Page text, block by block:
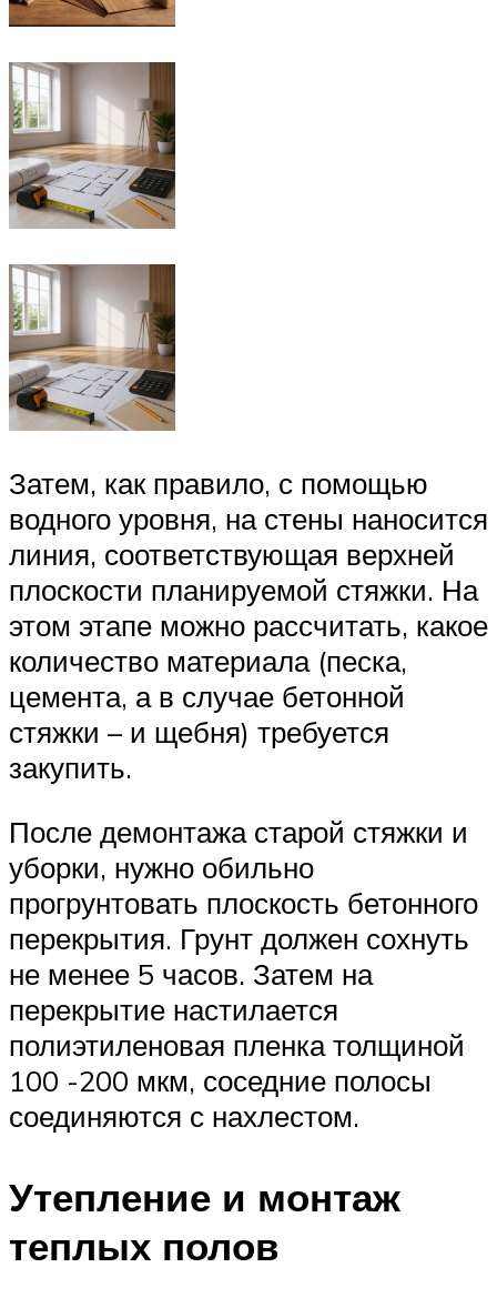
Затем, как правило, с помощью
водного уровня, на стены наносится
линия, соответствующая верхней
плоскости планируемой стяжки. На
этом этапе можно рассчитать, какое
количество материала (песка,
цемента, а в случае бетонной
стяжки – и щебня) требуется
закупить.
После демонтажа старой стяжки и
уборки, нужно обильно
прогрунтовать плоскость бетонного
перекрытия. Грунт должен сохнуть
не менее 5 часов. Затем на
перекрытие настилается
полиэтиленовая пленка толщиной
100 -200 мкм, соседние полосы
соединяются с нахлестом.
Утепление и монтаж
теплых полов